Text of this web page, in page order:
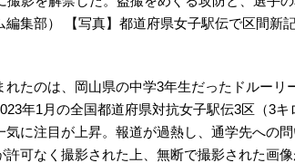
編集部） 【写真】都道府県女子駅伝で区間新
たのは、岡山県の中学3年生だったドルーリ
年1月の全国都道府県対抗女子駅伝3区（3
に注目が上昇。報道が過熱し、通学先への
許可なく撮影された上、無断で撮影された画